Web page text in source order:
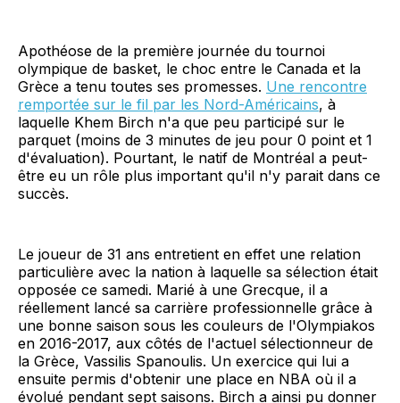
Apothéose de la première journée du tournoi
olympique de basket, le choc entre le Canada et la
Grèce a tenu toutes ses promesses. Une rencontre
remportée sur le fil par les Nord-Américains, à
laquelle Khem Birch n'a que peu participé sur le
parquet (moins de 3 minutes de jeu pour 0 point et 1
d'évaluation). Pourtant, le natif de Montréal a peut-
être eu un rôle plus important qu'il n'y parait dans ce
succès.
Le joueur de 31 ans entretient en effet une relation
particulière avec la nation à laquelle sa sélection était
opposée ce samedi. Marié à une Grecque, il a
réellement lancé sa carrière professionnelle grâce à
une bonne saison sous les couleurs de l'Olympiakos
en 2016-2017, aux côtés de l'actuel sélectionneur de
la Grèce, Vassilis Spanoulis. Un exercice qui lui a
ensuite permis d'obtenir une place en NBA où il a
évolué pendant sept saisons. Birch a ainsi pu donner